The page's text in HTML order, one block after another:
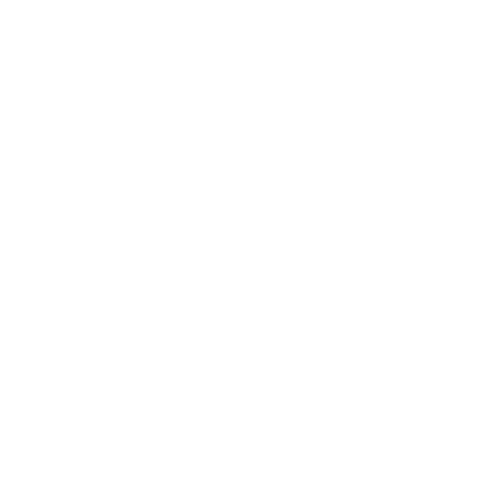
стесняет движений.